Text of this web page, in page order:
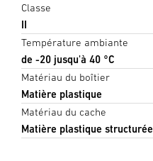
Classe
II
Température ambiante
de -20 jusqu'à 40 °C
Matériau du boîtier
Matière plastique
Matériau du cache
Matière plastique structurée